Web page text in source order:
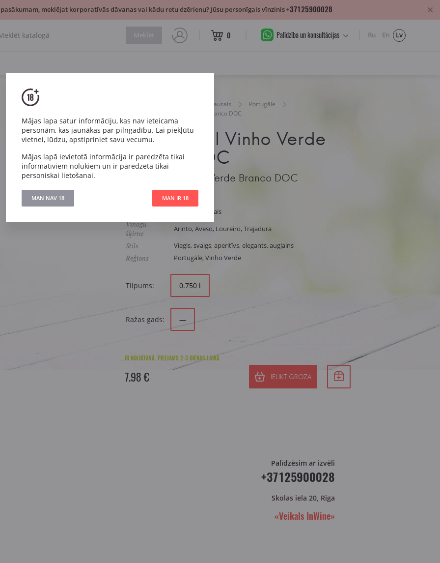
0 Palīdzība un konsultācijas Ru En Lv
Pussausais
Portugāle
Café Estoril Vinho Verde Branco DOC
Café Estoril Vinho Verde
Branco DOC
Café Estoril Vinho Verde Branco DOC
2020
Balts Pussausais
Vīnogu
šķirne
Arinto, Aveso, Loureiro, Trajadura
Stils Viegls, svaigs, aperitīvs, elegants, augļains
Reģions Portugāle, Vinho Verde
Tilpums: 0.750 l
Ražas gads: —
IR NOLIKTAVĀ. PIEEJAMS 2-3 DIENAS LAIKĀ
7.98 € IELIKT GROZĀ
Palīdzēsim ar izvēli
+37125900028
Skolas iela 20, Rīga
«Veikals InWine»
Mājas lapa satur informāciju, kas nav ieteicama
personām, kas jaunākas par pilngadību. Lai piekļūtu
vietnei, lūdzu, apstipriniet savu vecumu.
Mājas lapā ievietotā informācija ir paredzēta tikai
informatīviem nolūkiem un ir paredzēta tikai
personiskai lietošanai.
MAN NAV 18 MAN IR 18
meklējat korporatīvās dāvanas vai kādu retu dzērienu? Jūsu personīgais vīnzinis+37125900028